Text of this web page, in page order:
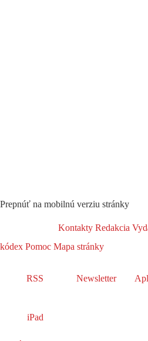
Prepnúť na mobilnú verziu stránky
Kontakty Redakcia
kódex Pomoc Mapa stránky
RSS Newsletter
iPad